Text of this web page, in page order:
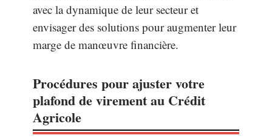
avec la dynamique de leur secteur et
envisager des solutions pour augmenter leur
marge de manœuvre financière.
Procédures pour ajuster votre
plafond de virement au Crédit
Agricole